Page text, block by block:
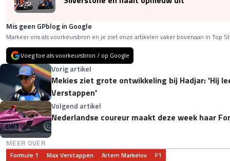
Mis geen GPblog in Google
Markeer ons als voorkeursbron en je ziet onze artikelen vaker bovenaan in Top
Voeg toe als voorkeursbron / op Google
Vorig artikel
Mekies ziet grote ontwikkeling bij Hadjar: 'Hij
Verstappen'
Volgend artikel
Nederlandse coureur maakt deze week haar
MEER OVER
Formule 1 Max Verstappen Artem Markelov F1